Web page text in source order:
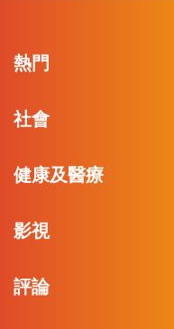
熱門
社會
健康及醫療
影視
評論